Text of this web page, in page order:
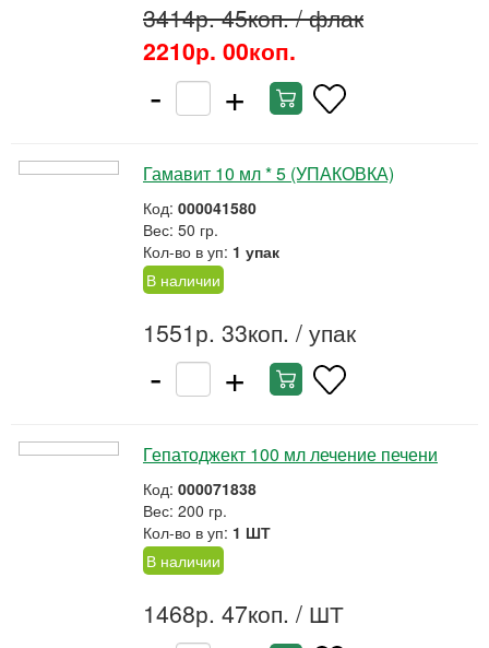
3414р. 45коп./ флак
2210р. 00коп.
- +
Гамавит 10 мл * 5 (УПАКОВКА)
Код: 000041580
Вес: 50 гр.
Кол-во в уп: 1 упак
В наличии
1551р. 33коп. / упак
- +
Гепатоджект 100 мл лечение печени
Код: 000071838
Вес: 200 гр.
Кол-во в уп: 1 ШТ
В наличии
1468р. 47коп. / ШТ